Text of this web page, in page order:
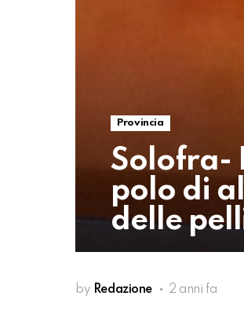
Provincia
Solofra-
polo di
delle
by Redazione 2 anni fa